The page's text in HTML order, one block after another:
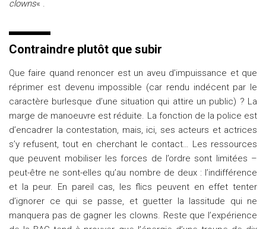
clowns« .
Contraindre plutôt que subir
Que faire quand renoncer est un aveu d’impuissance et que
réprimer est devenu impossible (car rendu indécent par le
caractère burlesque d’une situation qui attire un public) ? La
marge de manoeuvre est réduite. La fonction de la police est
d’encadrer la contestation, mais, ici, ses acteurs et actrices
s’y refusent, tout en cherchant le contact… Les ressources
que peuvent mobiliser les forces de l’ordre sont limitées –
peut-être ne sont-elles qu’au nombre de deux : l’indifférence
et la peur. En pareil cas, les flics peuvent en effet tenter
d’ignorer ce qui se passe, et guetter la lassitude qui ne
manquera pas de gagner les clowns. Reste que l’expérience